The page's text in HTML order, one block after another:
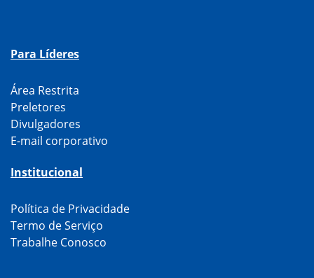
Para Líderes
Área Restrita
Preletores
Divulgadores
E-mail corporativo
Institucional
Política de Privacidade
Termo de Serviço
Trabalhe Conosco